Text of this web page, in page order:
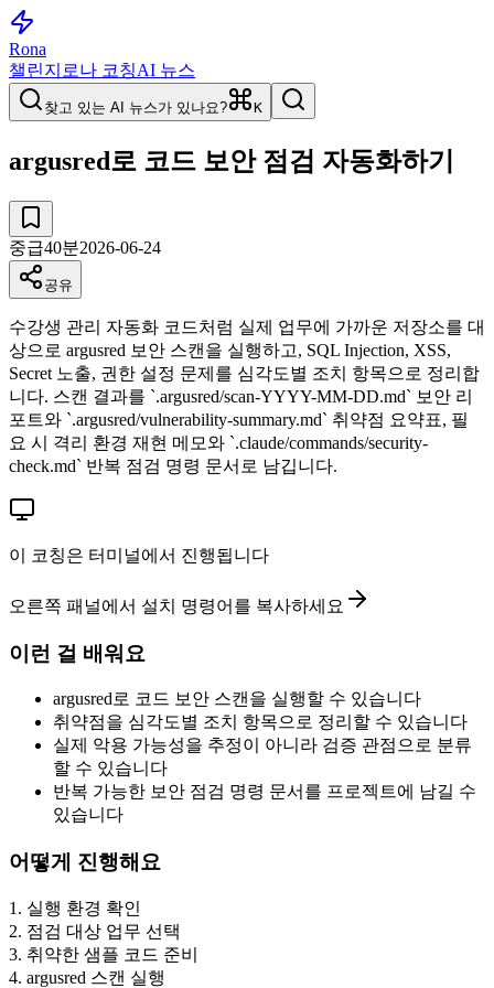
Rona
챌린지 로나 코칭AI 뉴스
찾고 있는 AI 뉴스가 있나요? K
argusred로 코드 보안 점검 자동화하기
중급40분2026-06-24
공유
수강생 관리 자동화 코드처럼 실제 업무에 가까운 저장소를 대
상으로 argusred 보안 스캔을 실행하고, SQL Injection, XSS,
Secret 노출, 권한 설정 문제를 심각도별 조치 항목으로 정리합
니다. 스캔 결과를 `.argusred/scan-YYYY-MM-DD.md` 보안 리
포트와 `.argusred/vulnerability-summary.md` 취약점 요약표, 필
요 시 격리 환경 재현 메모와 `.claude/commands/security-
check.md` 반복 점검 명령 문서로 남깁니다.
이 코칭은 터미널에서 진행됩니다
오른쪽 패널에서 설치 명령어를 복사하세요
이런 걸 배워요
argusred로 코드 보안 스캔을 실행할 수 있습니다
취약점을 심각도별 조치 항목으로 정리할 수 있습니다
실제 악용 가능성을 추정이 아니라 검증 관점으로 분류
할 수 있습니다
반복 가능한 보안 점검 명령 문서를 프로젝트에 남길 수
있습니다
어떻게 진행해요
1 . 실행 환경 확인
2. 점검 대상 업무 선택
3. 취약한 샘플 코드 준비
4. argusred 스캔 실행